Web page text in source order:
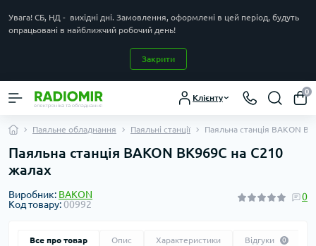
Увага! СБ, НД - вихідні дні. Замовлення, оформлені в цей період, будуть
опрацьовані в найближчий робочий день!
Закрити
Клієнту
0
Паяльне обладнання Паяльні станції Паяльна станція BAKON
Паяльна станція BAKON BK969C на C210
жалах
Виробник: BAKON
Код товару:00992
0
Все про товар Опис Характеристики Відгуки 0